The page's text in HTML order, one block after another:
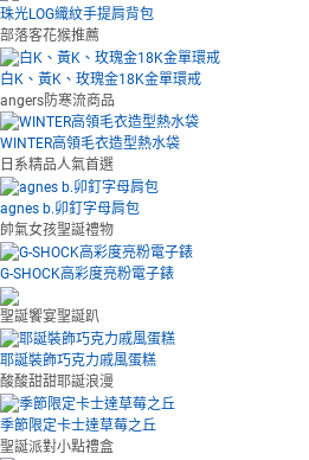
珠光LOG織紋手提肩背包
部落客花猴推薦
白K、黃K、玫瑰金18K金單環戒
angers防寒流商品
WINTER高領毛衣造型熱水袋
日系精品人氣首選
agnes b.卯釘字母肩包
帥氣女孩聖誕禮物
G-SHOCK高彩度亮粉電子錶
聖誕饗宴聖誕趴
耶誕裝飾巧克力戚風蛋糕
酸酸甜甜耶誕浪漫
季節限定卡士達草莓之丘
聖誕派對小點禮盒